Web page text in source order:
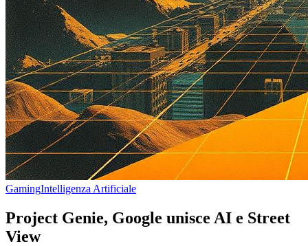
GamingIntelligenza Artificiale
Project Genie, Google unisce AI e Street
View